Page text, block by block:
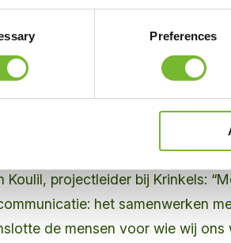
Preferences
wij de meldingen die
te kennen aan de
wij iets meer dan 1.100
Koulil, projectleider bij Krinkels:
het samenwerken
de mensen voor wie wij ons